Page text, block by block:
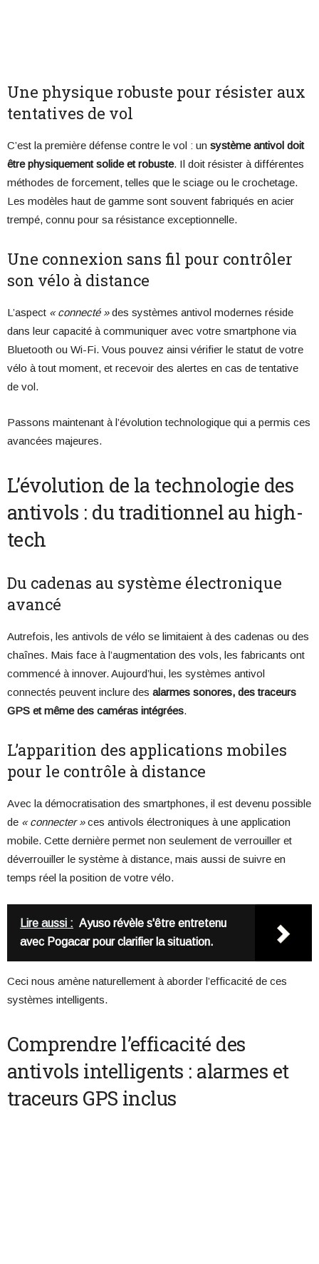
Une physique robuste pour résister aux
tentatives de vol
C’est la première défense contre le vol : un système antivol doit
être physiquement solide et robuste. Il doit résister à différentes
méthodes de forcement, telles que le sciage ou le crochetage.
Les modèles haut de gamme sont souvent fabriqués en acier
trempé, connu pour sa résistance exceptionnelle.
Une connexion sans fil pour contrôler
son vélo à distance
L’aspect « connecté »des systèmes antivol modernes réside
dans leur capacité à communiquer avec votre smartphone via
Bluetooth ou Wi-Fi. Vous pouvez ainsi vérifier le statut de votre
vélo à tout moment, et recevoir des alertes en cas de tentative
de vol.
Passons maintenant à l’évolution technologique qui a permis ces
avancées majeures.
L’évolution de la technologie des
antivols : du traditionnel au high-
tech
Du cadenas au système électronique
avancé
Autrefois, les antivols de vélo se limitaient à des cadenas ou des
chaînes. Mais face à l’augmentation des vols, les fabricants ont
commencé à innover. Aujourd’hui, les systèmes antivol
connectés peuvent inclure des alarmes sonores, des traceurs
GPS et même des caméras intégrées.
L’apparition des applications mobiles
pour le contrôle à distance
Avec la démocratisation des smartphones, il est devenu possible
de « connecter »ces antivols électroniques à une application
mobile. Cette dernière permet non seulement de verrouiller et
déverrouiller le système à distance, mais aussi de suivre en
temps réel la position de votre vélo.
Lire aussi : Ayuso révèle s'être entretenu
avec Pogacar pour clarifier la situation.
Ceci nous amène naturellement à aborder l’efficacité de ces
systèmes intelligents.
Comprendre l’efficacité des
antivols intelligents : alarmes et
traceurs GPS inclus